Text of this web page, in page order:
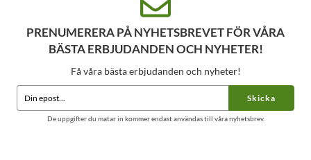
PRENUMERERA PÅ NYHETSBREVET FÖR VÅRA
BÄSTA ERBJUDANDEN OCH NYHETER!
Få våra bästa erbjudanden och nyheter!
Skicka
De uppgifter du matar in kommer endast användas till våra nyhetsbrev.